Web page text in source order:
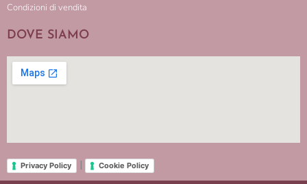
Condizioni di vendita
DOVE SIAMO
Privacy Policy | Cookie Policy